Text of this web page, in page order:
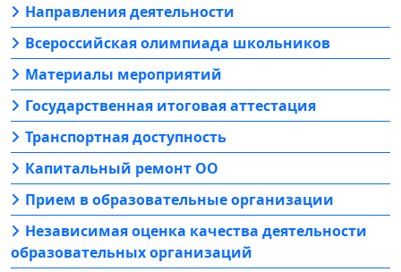
Направления деятельности
Всероссийская олимпиада школьников
Материалы мероприятий
Государственная итоговая аттестация
Транспортная доступность
Капитальный ремонт ОО
Прием в образовательные организации
Независимая оценка качества деятельности
образовательных организаций